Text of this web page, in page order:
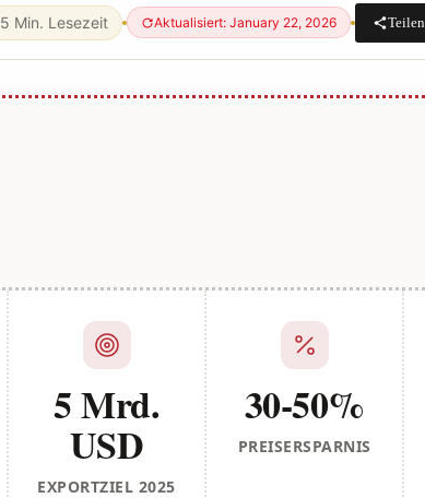
5 Min. Lesezeit Aktualisiert: January 22, 2026 Teilen
5 Mrd.
USD
EXPORTZIEL 2025
30-50%
PREISERSPARNIS